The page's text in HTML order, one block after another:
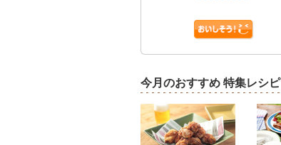
今月のおすすめ 特集レシピ